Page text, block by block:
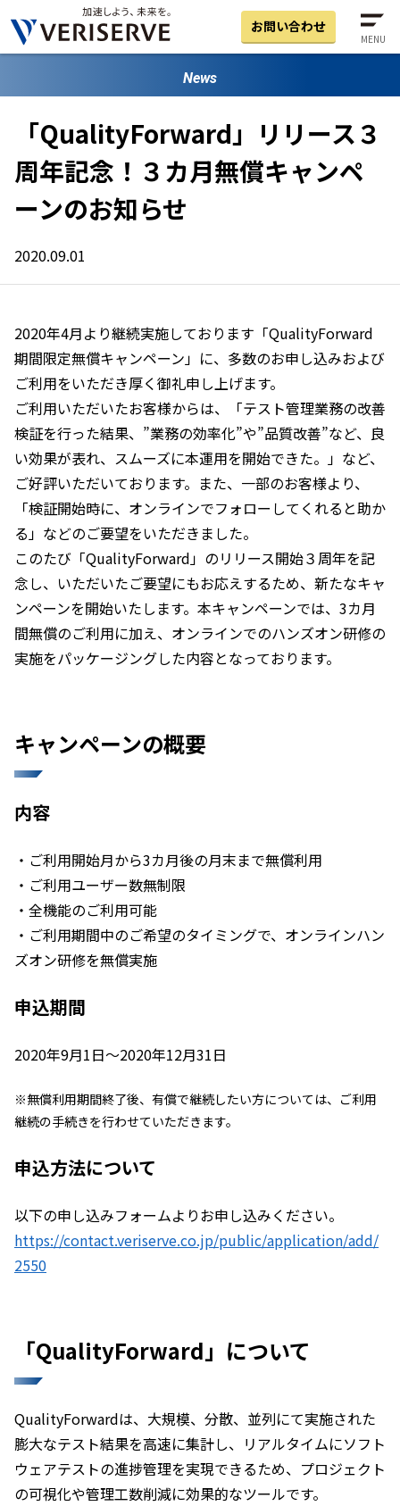
お問い合わせ
MENU
News
「QualityForward」リリース３
周年記念！３カ月無償キャンペ
ーンのお知らせ
2020.09.01
2020年4月より継続実施しております「QualityForward
期間限定無償キャンペーン」に、多数のお申し込みおよび
ご利用をいただき厚く御礼申し上げます。
ご利用いただいたお客様からは、「テスト管理業務の改善
検証を行った結果、”業務の効率化”や”品質改善”など、良
い効果が表れ、スムーズに本運用を開始できた。」など、
ご好評いただいております。また、一部のお客様より、
「検証開始時に、オンラインでフォローしてくれると助か
る」などのご要望をいただきました。
このたび「QualityForward」のリリース開始３周年を記
念し、いただいたご要望にもお応えするため、新たなキャ
ンペーンを開始いたします。本キャンペーンでは、3カ月
間無償のご利用に加え、オンラインでのハンズオン研修の
実施をパッケージングした内容となっております。
キャンペーンの概要
内容
・ご利用開始月から3カ月後の月末まで無償利用
・ご利用ユーザー数無制限
・全機能のご利用可能
・ご利用期間中のご希望のタイミングで、オンラインハン
ズオン研修を無償実施
申込期間
2020年9月1日～2020年12月31日
※無償利用期間終了後、有償で継続したい方については、ご利用
継続の手続きを行わせていただきます。
申込方法について
以下の申し込みフォームよりお申し込みください。
https://contact.veriserve.co.jp/public/application/add/
2550
「QualityForward」について
QualityForwardは、大規模、分散、並列にて実施された
膨大なテスト結果を高速に集計し、リアルタイムにソフト
ウェアテストの進捗管理を実現できるため、プロジェクト
の可視化や管理工数削減に効果的なツールです。